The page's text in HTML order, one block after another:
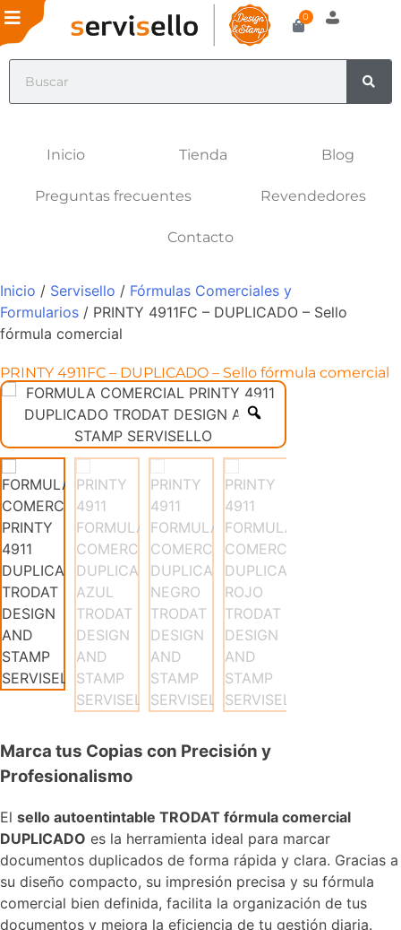
0
Inicio Tienda Blog
Preguntas frecuentes Revendedores
Contacto
Inicio / Servisello / Fórmulas Comerciales y
Formularios / PRINTY 4911FC – DUPLICADO – Sello
fórmula comercial
PRINTY 4911FC – DUPLICADO – Sello fórmula comercial
Marca tus Copias con Precisión y
Profesionalismo
El sello autoentintable TRODAT fórmula comercial
DUPLICADO es la herramienta ideal para marcar
documentos duplicados de forma rápida y clara. Gracias a
su diseño compacto, su impresión precisa y su fórmula
comercial bien definida, facilita la organización de tus
documentos y mejora la eficiencia de tu gestión diaria.